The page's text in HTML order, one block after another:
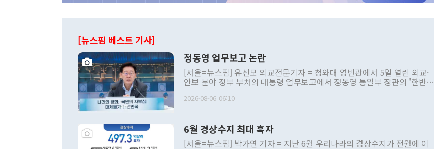
[뉴스핌 베스트 기사]
정동영 업무보고 논란
[서울=뉴스핌] 유신모 외교전문기자 = 청와대 영빈관에서 5일 열린 외교·
안보 분야 정부 부처의 대통령 업무보고에서 정동영 통일부 장관의 '한반도
발언 중에는 정부 내 조율을 거치지 않은 사안을 정책으로 추진하겠다고 공
주의적 희망에 근거한 비현실적 구상'이라는 비판을 내놨다. 그동안 정 장
관의 대북 정책 관련 발언이 물의를 빚은 적은 여러 번 있지만 대통령과 유
2026-08-06 06:10
6월 경상수지 최대 흑자
[서울=뉴스핌] 박가연 기자 = 지난 6월 우리나라의 경상수지가 전월에 이